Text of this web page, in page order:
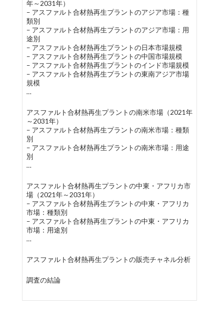
年～2031年）
– アスファルト合材熱再生プラントのアジア市場：種
類別
– アスファルト合材熱再生プラントのアジア市場：用
途別
– アスファルト合材熱再生プラントの日本市場規模
– アスファルト合材熱再生プラントの中国市場規模
– アスファルト合材熱再生プラントのインド市場規模
– アスファルト合材熱再生プラントの東南アジア市場
規模
…
アスファルト合材熱再生プラントの南米市場（2021年
～2031年）
– アスファルト合材熱再生プラントの南米市場：種類
別
– アスファルト合材熱再生プラントの南米市場：用途
別
…
アスファルト合材熱再生プラントの中東・アフリカ市
場（2021年～2031年）
– アスファルト合材熱再生プラントの中東・アフリカ
市場：種類別
– アスファルト合材熱再生プラントの中東・アフリカ
市場：用途別
…
アスファルト合材熱再生プラントの販売チャネル分析
調査の結論